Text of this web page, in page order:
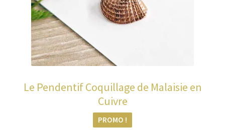
Le Pendentif Coquillage de Malaisie en
Cuivre
PROMO !